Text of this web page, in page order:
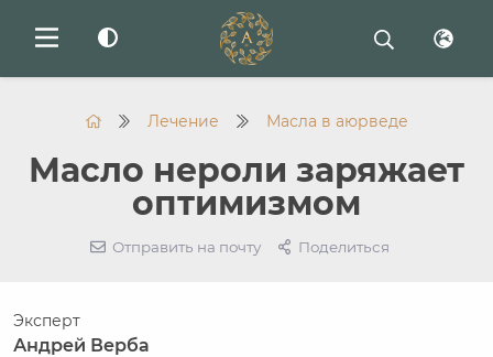
Лечение Масла в аюрведе
Масло нероли заряжает
оптимизмом
Отправить на почту Поделиться
Эксперт
Андрей Верба